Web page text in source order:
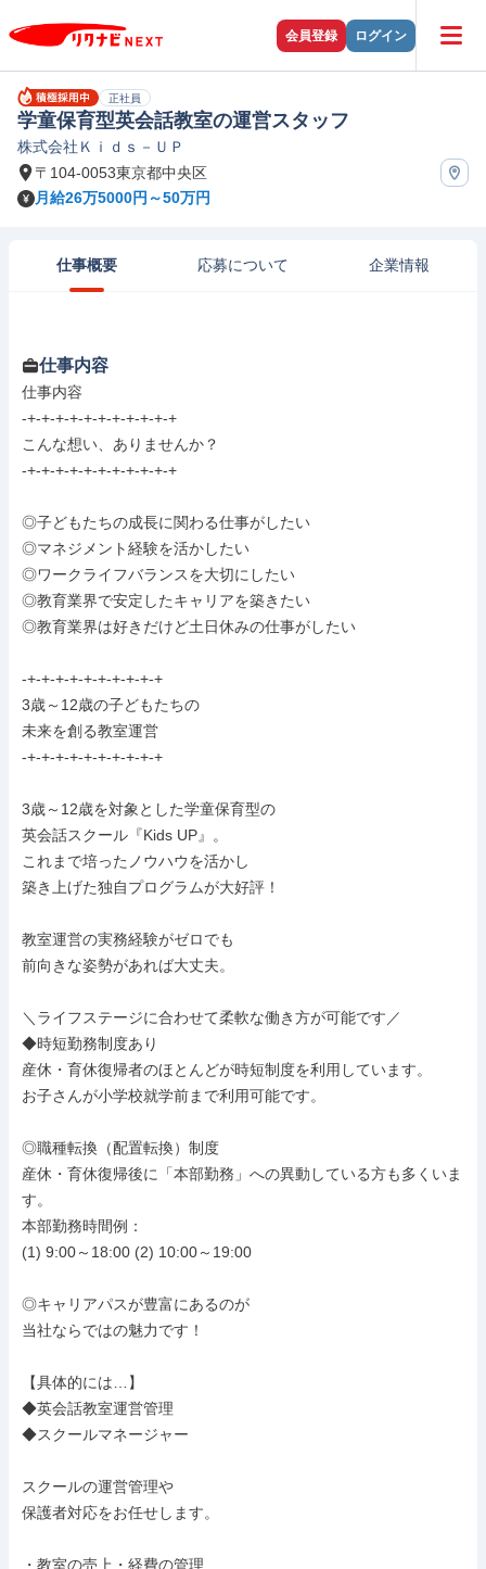
会員登録 ログイン
正社員
学童保育型英会話教室の運営スタッフ
株式会社Ｋｉｄｓ－ＵＰ
〒104-0053東京都中央区
月給26万5000円～50万円
仕事概要 応募について 企業情報
仕事内容
仕事内容
-+-+-+-+-+-+-+-+-+-+-+
こんな想い、ありませんか？
-+-+-+-+-+-+-+-+-+-+-+
◎子どもたちの成長に関わる仕事がしたい
◎マネジメント経験を活かしたい
◎ワークライフバランスを大切にしたい
◎教育業界で安定したキャリアを築きたい
◎教育業界は好きだけど土日休みの仕事がしたい
-+-+-+-+-+-+-+-+-+-+
3歳～12歳の子どもたちの
未来を創る教室運営
-+-+-+-+-+-+-+-+-+-+
3歳～12歳を対象とした学童保育型の
英会話スクール『Kids UP』。
これまで培ったノウハウを活かし
築き上げた独自プログラムが大好評！
教室運営の実務経験がゼロでも
前向きな姿勢があれば大丈夫。
＼ライフステージに合わせて柔軟な働き方が可能です／
◆時短勤務制度あり
産休・育休復帰者のほとんどが時短制度を利用しています。
お子さんが小学校就学前まで利用可能です。
◎職種転換（配置転換）制度
産休・育休復帰後に「本部勤務」への異動している方も多くいま
す。
本部勤務時間例：
(1) 9:00～18:00 (2) 10:00～19:00
◎キャリアパスが豊富にあるのが
当社ならではの魅力です！
【具体的には…】
◆英会話教室運営管理
◆スクールマネージャー
スクールの運営管理や
保護者対応をお任せします。
・教室の売上・経費の管理